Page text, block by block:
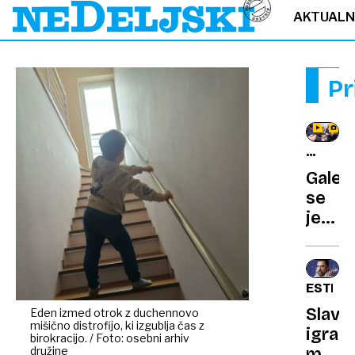
Eden izmed otrok z duchennovo
mišično distrofijo, ki izgublja čas z
birokracijo. / Foto: osebni arhiv
družine
IRSKA
Galeb
se
je
na
kralja
Karla
III.:
»Vsaj
Slavni